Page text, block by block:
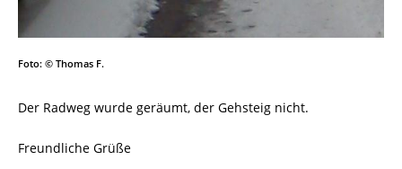
Foto: © Thomas F.
Der Radweg wurde geräumt, der Gehsteig nicht.
Freundliche Grüße